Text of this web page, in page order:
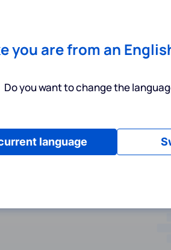
you are from an
Do you want to change the
language